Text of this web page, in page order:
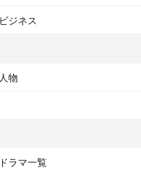
ビジネス
人物
ドラマ一覧